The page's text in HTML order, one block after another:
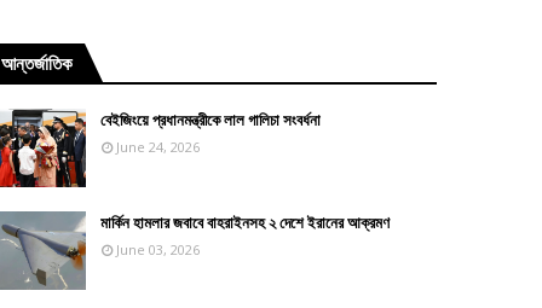
আন্তর্জাতিক
বেইজিংয়ে প্রধানমন্ত্রীকে লাল গালিচা সংবর্ধনা
June 24, 2026
মার্কিন হামলার জবাবে বাহরাইনসহ ২ দেশে ইরানের আক্রমণ
June 03, 2026